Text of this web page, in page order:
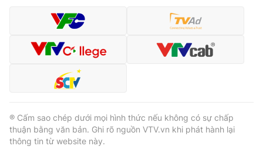
® Cấm sao chép dưới mọi hình thức nếu không có sự chấp
thuận bằng văn bản. Ghi rõ nguồn VTV.vn khi phát hành lại
thông tin từ website này.